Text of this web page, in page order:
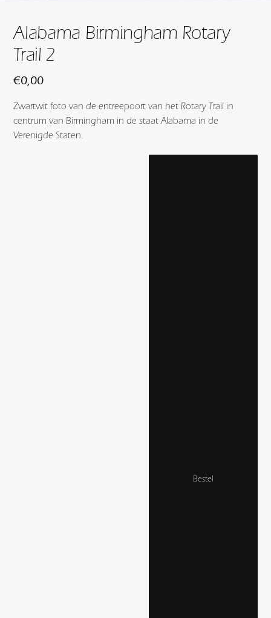
Alabama Birmingham Rotary
Trail 2
€0,00
Zwartwit foto van de entreepoort van het Rotary Trail in
centrum van Birmingham in de staat Alabama in de
Verenigde Staten.
Bestel